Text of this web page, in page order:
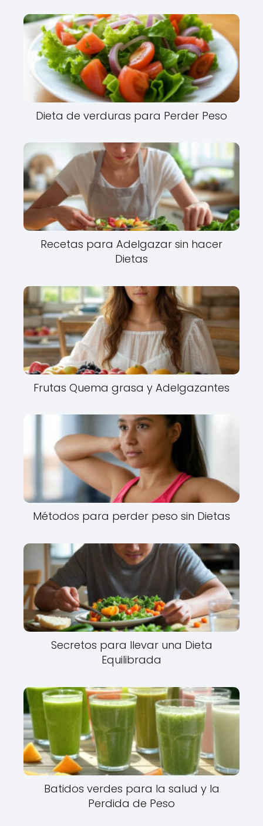
Dieta de verduras para Perder Peso
Recetas para Adelgazar sin hacer
Dietas
Frutas Quema grasa y Adelgazantes
Métodos para perder peso sin Dietas
Secretos para llevar una Dieta
Equilibrada
Batidos verdes para la salud y la
Perdida de Peso